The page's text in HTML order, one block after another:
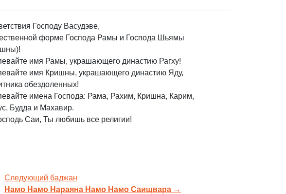
Господу Васудэве,
форме Господа Рамы и Господа Шьямы
имя Рамы, украшающего династию Рагху!
имя Кришны, украшающего династию Яду,
обездоленных!
имена Господа: Рама, Рахим, Кришна, Карим,
Будда и Махавир.
Саи, Ты любишь все религии!
Следующий баджан
Намо Намо Нараяна Намо Намо Саищвара →